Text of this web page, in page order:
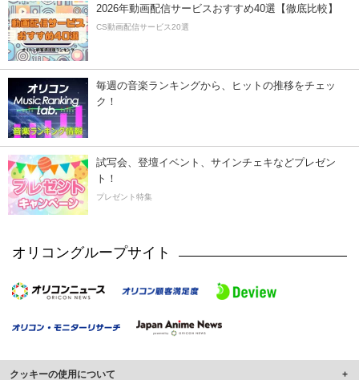
2026年動画配信サービスおすすめ40選【徹底比較】
CS動画配信サービス20選
毎週の音楽ランキングから、ヒットの推移をチェッ
ク！
試写会、登壇イベント、サインチェキなどプレゼン
ト！
プレゼント特集
オリコングループサイト
クッキーの使用について